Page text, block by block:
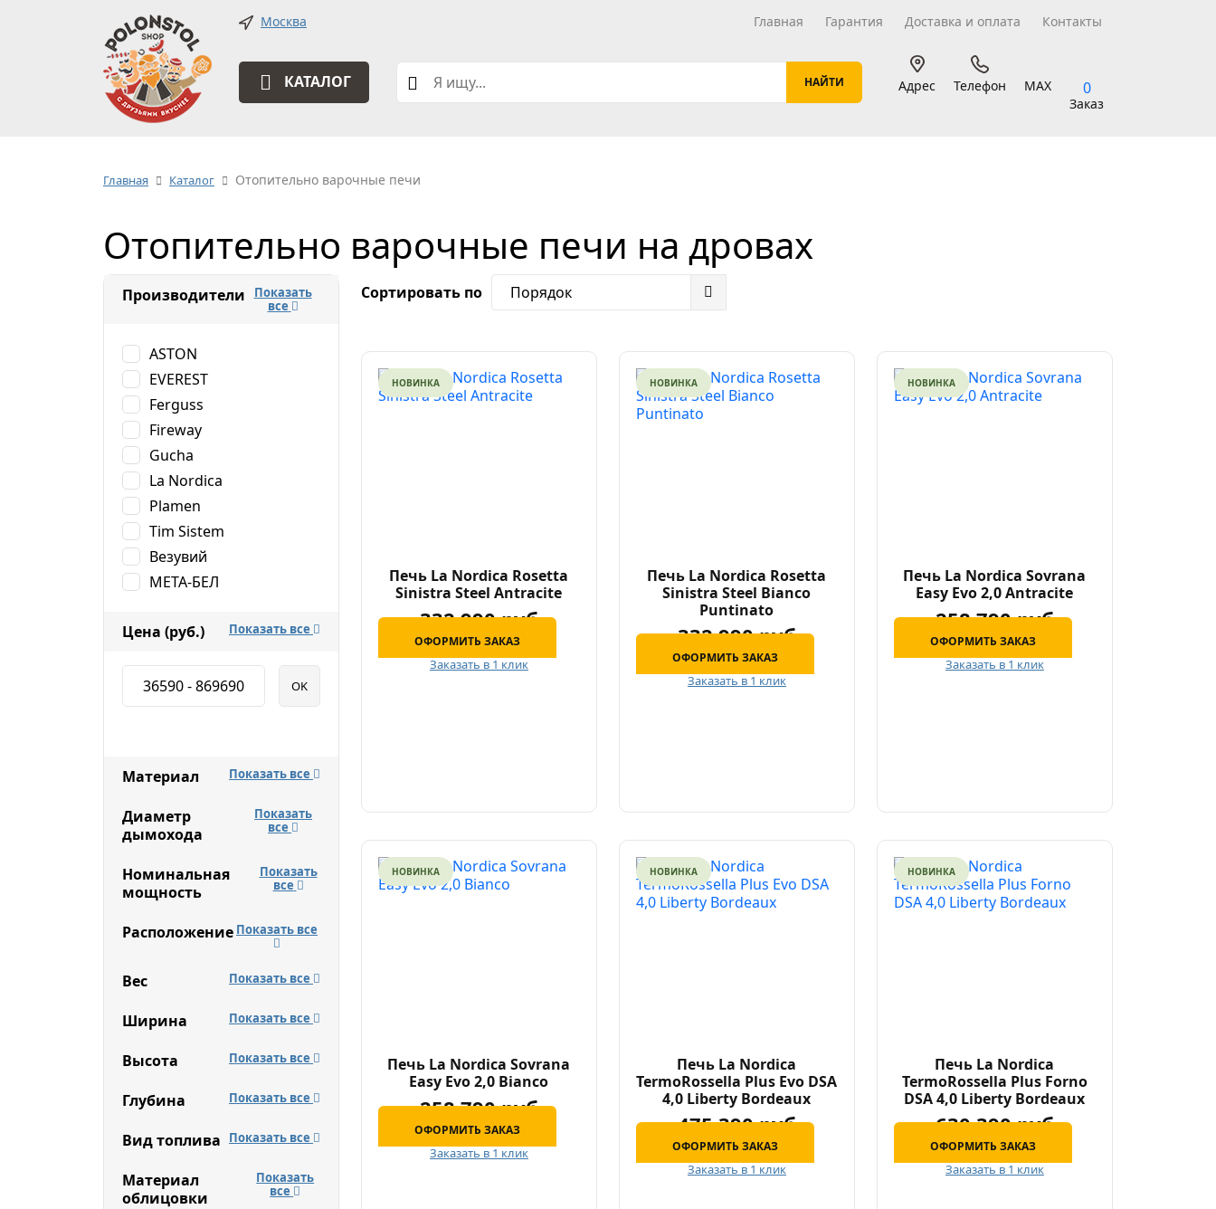
Москва Главная Гарантия Доставка и оплата Контакты
КАТАЛОГ Адрес Телефон MAX 0
Заказ
Главная Каталог Отопительно варочные печи
Отопительно варочные печи на дровах
Производители
Показать
все
ASTON
EVEREST
Ferguss
Fireway
Gucha
La Nordica
Plamen
Tim Sistem
Везувий
МETA-БЕЛ
Цена (руб.) Показать все
36590-869690 OK
Материал Показать все
Диаметр
дымохода
Показать
все
Номинальная
мощность
Показать
все
Расположение Показать все
Вес Показать все
Ширина Показать все
Высота Показать все
Глубина Показать все
Вид топлива Показать все
Материал
облицовки
Показать
все
Сортировать по Порядок
НОВИНКА
Печь La Nordica Rosetta
Sinistra Steel Antracite
332 990 руб
ОФОРМИТЬ ЗАКАЗ
Заказать в 1 клик
НОВИНКА
Печь La Nordica Rosetta
Sinistra Steel Bianco
Puntinato
332 990 руб
ОФОРМИТЬ ЗАКАЗ
Заказать в 1 клик
НОВИНКА
Печь La Nordica Sovrana
Easy Evo 2,0 Antracite
258 790 руб
ОФОРМИТЬ ЗАКАЗ
Заказать в 1 клик
НОВИНКА
Печь La Nordica Sovrana
Easy Evo 2,0 Bianco
258 790 руб
ОФОРМИТЬ ЗАКАЗ
Заказать в 1 клик
НОВИНКА
Печь La Nordica
TermoRossella Plus Evo DSA
4,0 Liberty Bordeaux
475 390 руб
ОФОРМИТЬ ЗАКАЗ
Заказать в 1 клик
НОВИНКА
Печь La Nordica
TermoRossella Plus Forno
DSA 4,0 Liberty Bordeaux
630 390 руб
ОФОРМИТЬ ЗАКАЗ
Заказать в 1 клик